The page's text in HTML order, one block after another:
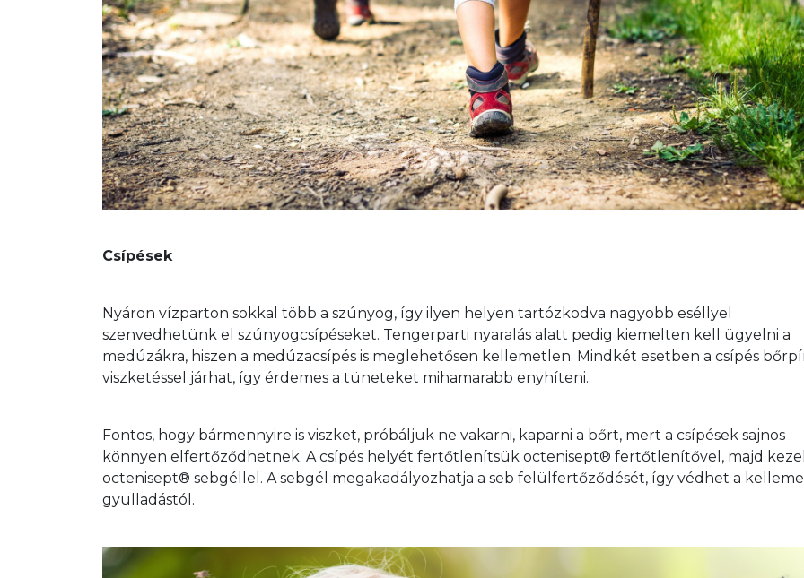
Csípések
Nyáron vízparton sokkal több a szúnyog, így ilyen helyen tartózkodva nagyobb eséllyel
szenvedhetünk el szúnyogcsípéseket. Tengerparti nyaralás alatt pedig kiemelten kell ügyelni a
medúzákra, hiszen a medúzacsípés is meglehetősen kellemetlen. Mindkét esetben a csípés
viszketéssel járhat, így érdemes a tüneteket mihamarabb enyhíteni.
Fontos, hogy bármennyire is viszket, próbáljuk ne vakarni, kaparni a bőrt, mert a csípések sajnos
könnyen elfertőződhetnek. A csípés helyét fertőtlenítsük octenisept® fertőtlenítővel, majd
octenisept® sebgéllel. A sebgél megakadályozhatja a seb felülfertőződését, így védhet a
gyulladástól.